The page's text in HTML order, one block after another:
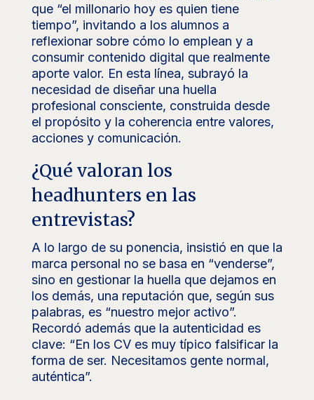
que “el millonario hoy es quien tiene
tiempo”, invitando a los alumnos a
reflexionar sobre cómo lo emplean y a
consumir contenido digital que realmente
aporte valor. En esta línea, subrayó la
necesidad de diseñar una huella
profesional consciente, construida desde
el propósito y la coherencia entre valores,
acciones y comunicación.
¿Qué valoran los
headhunters en las
entrevistas?
A lo largo de su ponencia, insistió en que la
marca personal no se basa en “venderse”,
sino en gestionar la huella que dejamos en
los demás, una reputación que, según sus
palabras, es “nuestro mejor activo”.
Recordó además que la autenticidad es
clave: “En los CV es muy típico falsificar la
forma de ser. Necesitamos gente normal,
auténtica”.